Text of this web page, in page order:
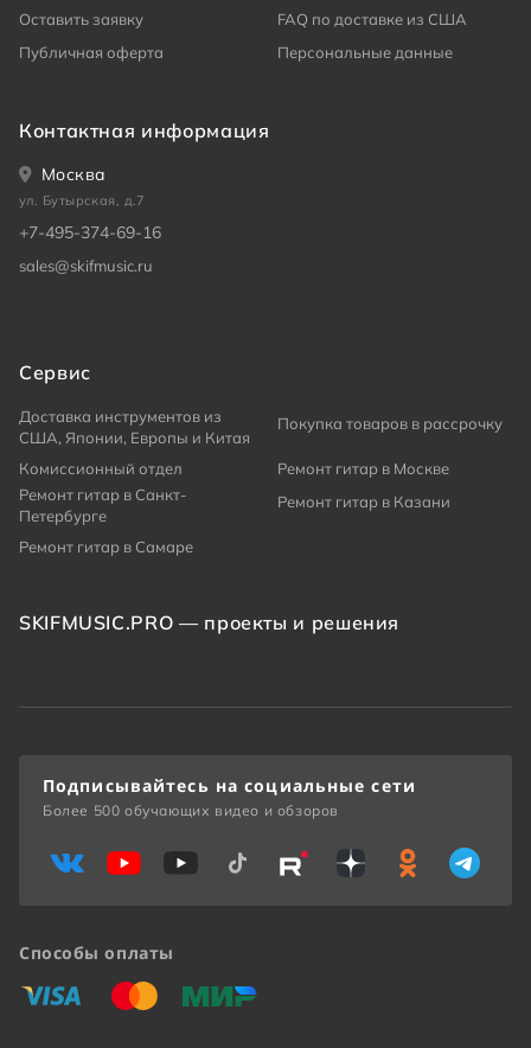
Оставить заявку
FAQ по доставке из США
Публичная оферта
Персональные данные
Контактная информация
Москва
ул. Бутырская, д.7
+7-495-374-69-16
sales@skifmusic.ru
Сервис
Доставка инструментов из
США, Японии, Европы и Китая
Покупка товаров в рассрочку
Комиссионный отдел
Ремонт гитар в Москве
Ремонт гитар в Санкт-
Петербурге
Ремонт гитар в Казани
Ремонт гитар в Самаре
SKIFMUSIC.PRO — проекты и решения
Способы оплаты
«Виза» «Мастеркард»
«Мир»
Подписывайтесь на социальные сети
Более 500 обучающих видео и обзоров